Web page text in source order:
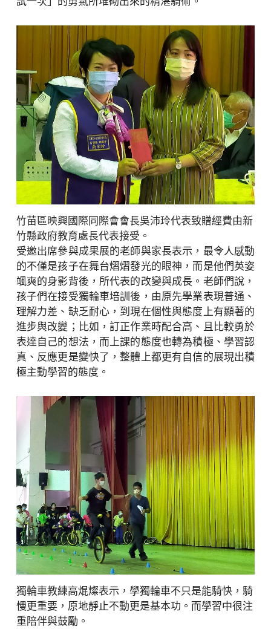
竹苗區映興國際同際會會長吳沛玲代表致贈經費由新
竹縣政府教育處長代表接受。
受邀出席參與成果展的老師與家長表示，最令人感動
的不僅是孩子在舞台熠熠發光的眼神，而是他們英姿
颯爽的身影背後，所代表的改變與成長。老師們說，
孩子們在接受獨輪車培訓後，由原先學業表現普通、
理解力差、缺乏耐心，到現在個性與態度上有顯著的
進步與改變；比如，訂正作業時配合高、且比較勇於
表達自己的想法，而上課的態度也轉為積極、學習認
真、反應更是變快了，整體上都更有自信的展現出積
極主動學習的態度。
獨輪車教練高焜燦表示，學獨輪車不只是能騎快，騎
慢更重要，原地靜止不動更是基本功。而學習中很注
重陪伴與鼓勵。